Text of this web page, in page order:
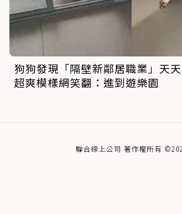
狗狗發現「隔壁新鄰居職業」天天
超爽模樣網笑翻：進到遊樂園
聯合線上公司 著作權所有